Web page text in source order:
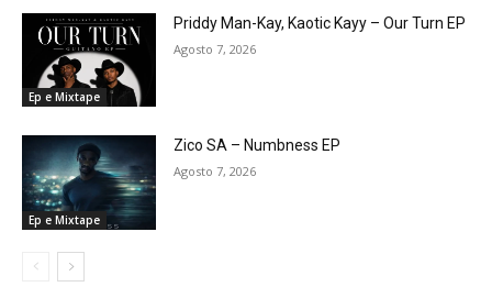
Ep e Mixtape
Priddy Man-Kay, Kaotic Kayy – Our Turn EP
Agosto 7, 2026
Ep e Mixtape
Zico SA – Numbness EP
Agosto 7, 2026